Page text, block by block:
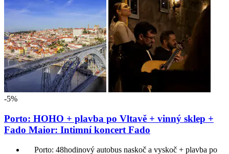
-5%
Porto: HOHO + plavba po Vltavě + vinný sklep +
Fado Maior: Intimní koncert Fado
Porto: 48hodinový autobus naskoč a vyskoč + plavba po